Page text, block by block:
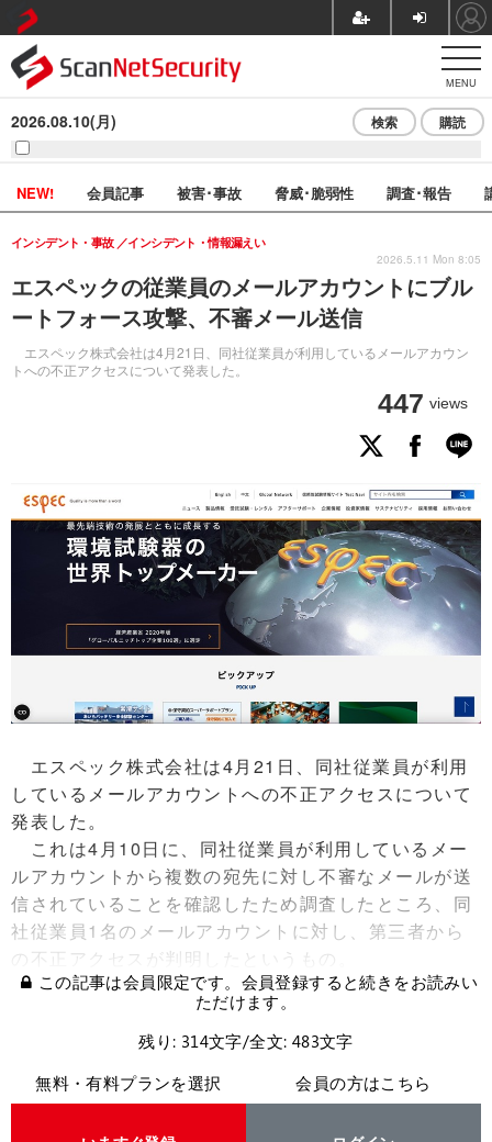
MENU
2026.08.10(月) 検索 購読
NEW! 会員記事 被害･事故 脅威･脆弱性 調査･報告
エスペックの従業員のメールアカウントにブル
ートフォース攻撃、不審メール送信
エスペック株式会社は4月21日、同社従業員が利用しているメールアカウン
トへの不正アクセスについて発表した。
インシデント・事故 インシデント・情報漏えい
447 views
2026.5.11 Mon 8:05
エスペック株式会社は4月21日、同社従業員が利用
しているメールアカウントへの不正アクセスについて
発表した。
これは4月10日に、同社従業員が利用しているメー
ルアカウントから複数の宛先に対し不審なメールが送
信されていることを確認したため調査したところ、同
社従業員1名のメールアカウントに対し、第三者から
の不正アクセスが判明したというもの。
この記事は会員限定です。会員登録すると続きをお読みい
ただけます。
残り: 314文字/全文: 483文字
無料・有料プランを選択
会員の方はこちら